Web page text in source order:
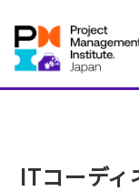
ITコーデ